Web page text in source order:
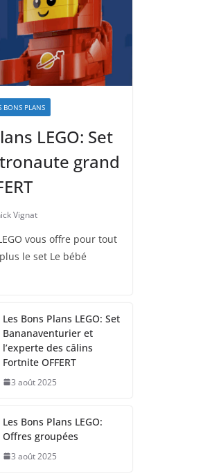
BONS PLANS
LEGO: Set
grand
Vignat
vous offre pour tout
le set Le bébé
Les Bons Plans LEGO: Set
Bananaventurier et
l’experte des câlins
Fortnite OFFERT
3 août 2025
Les Bons Plans LEGO:
Offres groupées
3 août 2025